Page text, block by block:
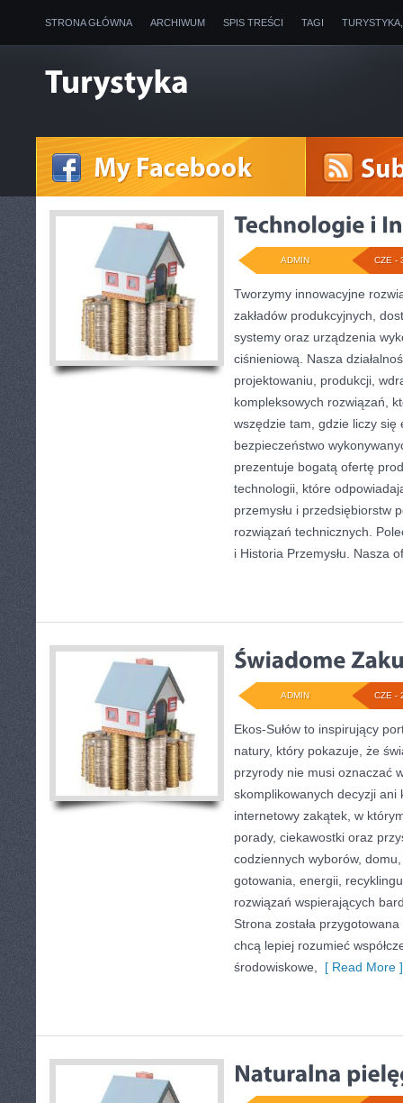
STRONA GŁÓWNA ARCHIWUM SPIS TREŚCI TAGI
CZE -
ADMIN
Tworzymy innowacyjne
zakładów produkcyjnych,
systemy oraz urządzenia
ciśnieniową. Nasza
projektowaniu, produkcji,
kompleksowych rozwiązań,
wszędzie tam, gdzie liczy
bezpieczeństwo
prezentuje bogatą ofertę
technologii, które
przemysłu i przedsiębiorstw
rozwiązań technicznych.
i Historia Przemysłu. Nasza
CZE -
ADMIN
Ekos-Sułów to inspirujący
natury, który pokazuje, że
przyrody nie musi oznaczać
skomplikowanych decyzji ani
internetowy zakątek, w
porady, ciekawostki oraz
codziennych wyborów,
gotowania, energii,
rozwiązań wspierających
Strona została
chcą lepiej rozumieć
środowiskowe,
[ Read More ]